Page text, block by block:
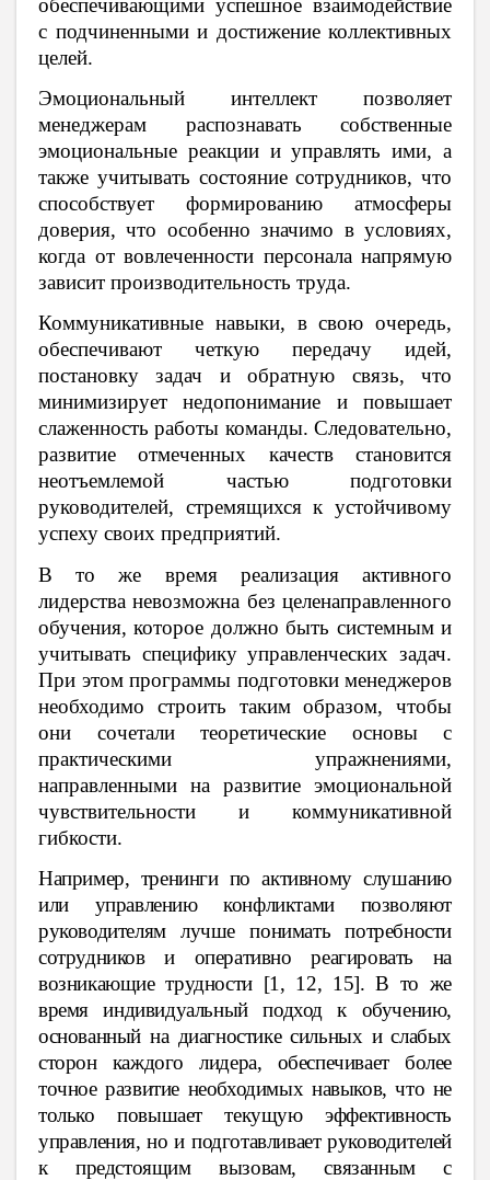
с подчиненными и достижение коллективных
целей.
Эмоциональный интеллект позволяет
менеджерам распознавать собственные
эмоциональные реакции и управлять ими, а
также учитывать состояние сотрудников, что
способствует формированию атмосферы
доверия, что особенно значимо в условиях,
когда от вовлеченности персонала напрямую
зависит производительность труда.
Коммуникативные навыки, в свою очередь,
обеспечивают четкую передачу идей,
постановку задач и обратную связь, что
минимизирует недопонимание и повышает
слаженность работы команды. Следовательно,
развитие отмеченных качеств становится
неотъемлемой частью подготовки
руководителей, стремящихся к устойчивому
успеху своих предприятий.
В то же время реализация активного
лидерства невозможна без целенаправленного
обучения, которое должно быть системным и
учитывать специфику управленческих задач.
При этом программы подготовки менеджеров
необходимо строить таким образом, чтобы
они сочетали теоретические основы с
практическими упражнениями,
направленными на развитие эмоциональной
чувствительности и коммуникативной
гибкости.
Например, тренинги по активному слушанию
или управлению конфликтами позволяют
руководителям лучше понимать потребности
сотрудников и оперативно реагировать на
возникающие трудности [1, 12, 15]. В то же
время индивидуальный подход к обучению,
основанный на диагностике сильных и слабых
сторон каждого лидера, обеспечивает более
точное развитие необходимых навыков, что не
только повышает текущую эффективность
управления, но и подготавливает руководителей
к предстоящим вызовам, связанным с